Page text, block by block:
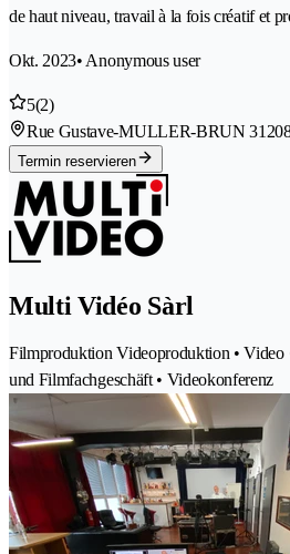
de haut niveau, travail à la fois créatif et
Okt. 2023• Anonymous user
5(2)
Rue Gustave-MULLER-BRUN 3
Termin reservieren
Multi Vidéo Sàrl
Filmproduktion Videoproduktion • Video
und Filmfachgeschäft • Videokonferenz